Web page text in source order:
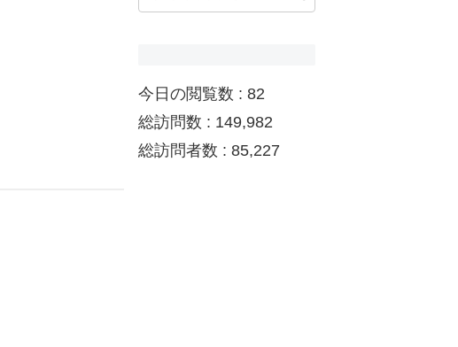
今日の閲覧数 : 82
総訪問数 : 149,982
総訪問者数 : 85,227